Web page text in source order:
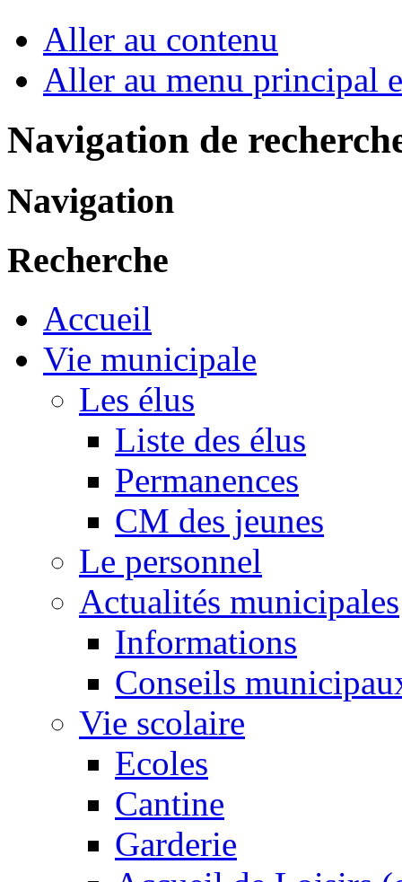
Aller au contenu
Aller au menu principal
Navigation de
Navigation
Recherche
Accueil
Vie municipale
Les élus
Liste des élus
Permanences
CM des jeunes
Le personnel
Actualités municipales
Informations
Conseils
Vie scolaire
Ecoles
Cantine
Garderie